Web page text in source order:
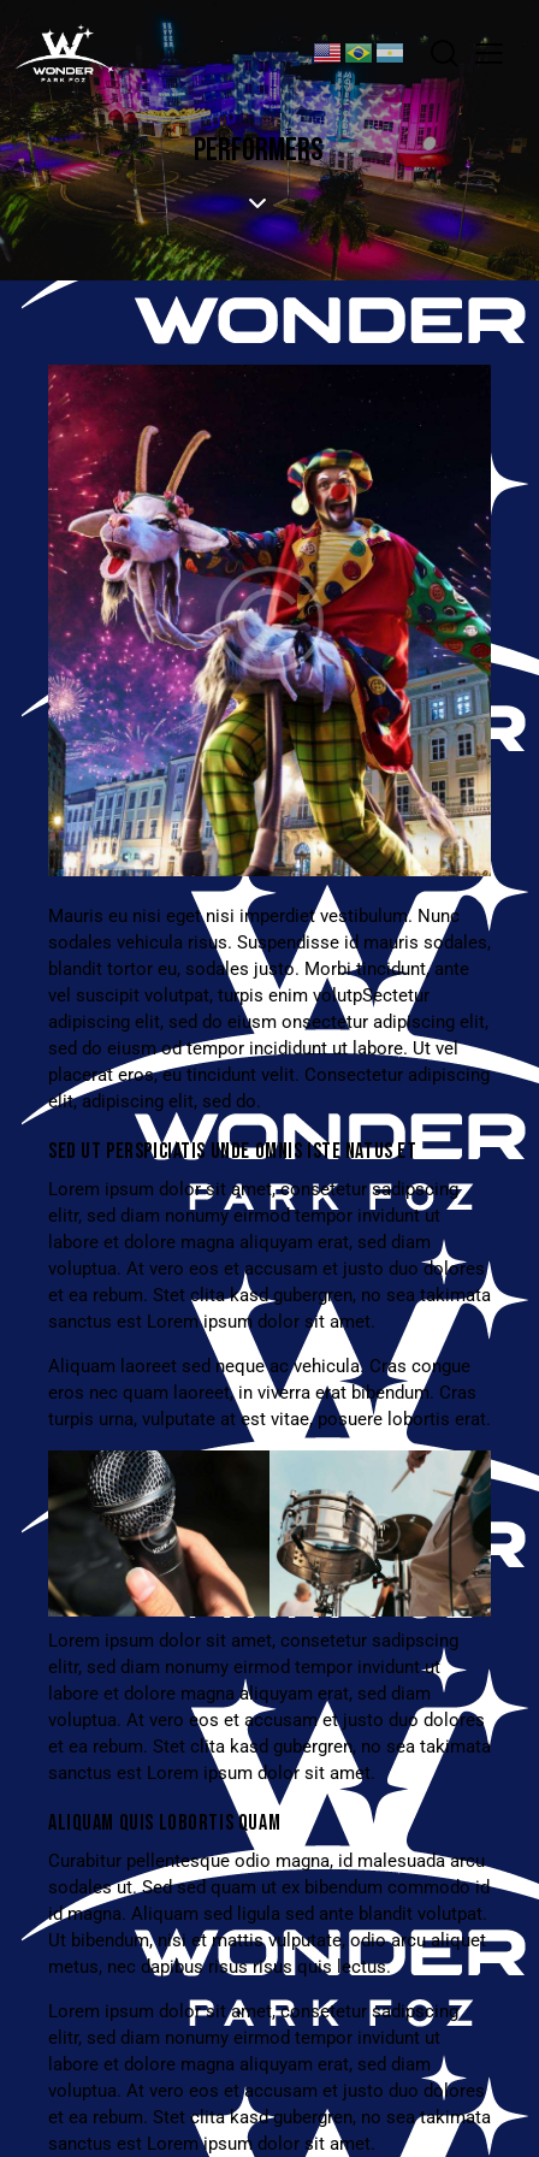
PERFORMERS
Mauris eu nisi eget nisi imperdiet vestibulum. Nunc
sodales vehicula risus. Suspendisse id mauris sodales,
blandit tortor eu, sodales justo. Morbi tincidunt, ante
vel suscipit volutpat, turpis enim volutpSectetur
adipiscing elit, sed do eiusm onsectetur adipiscing elit,
sed do eiusm od tempor incididunt ut labore. Ut vel
placerat eros, eu tincidunt velit. Consectetur adipiscing
elit, adipiscing elit, sed do.
SED UT PERSPICIATIS UNDE OMNIS ISTE NATUS ET
Lorem ipsum dolor sit amet, consetetur sadipscing
elitr, sed diam nonumy eirmod tempor invidunt ut
labore et dolore magna aliquyam erat, sed diam
voluptua. At vero eos et accusam et justo duo dolores
et ea rebum. Stet clita kasd gubergren, no sea takimata
sanctus est Lorem ipsum dolor sit amet.
Aliquam laoreet sed neque ac vehicula. Cras congue
eros nec quam laoreet, in viverra erat bibendum. Cras
turpis urna, vulputate at est vitae, posuere lobortis erat.
Lorem ipsum dolor sit amet, consetetur sadipscing
elitr, sed diam nonumy eirmod tempor invidunt ut
labore et dolore magna aliquyam erat, sed diam
voluptua. At vero eos et accusam et justo duo dolores
et ea rebum. Stet clita kasd gubergren, no sea takimata
sanctus est Lorem ipsum dolor sit amet.
ALIQUAM QUIS LOBORTIS QUAM
Curabitur pellentesque odio magna, id malesuada arcu
sodales ut. Sed sed quam ut ex bibendum commodo id
id magna. Aliquam sed ligula sed ante blandit volutpat.
Ut bibendum, nisi et mattis vulputate, odio arcu aliquet
metus, nec dapibus risus risus quis lectus.
Lorem ipsum dolor sit amet, consetetur sadipscing
elitr, sed diam nonumy eirmod tempor invidunt ut
labore et dolore magna aliquyam erat, sed diam
voluptua. At vero eos et accusam et justo duo dolores
et ea rebum. Stet clita kasd gubergren, no sea takimata
sanctus est Lorem ipsum dolor sit amet.